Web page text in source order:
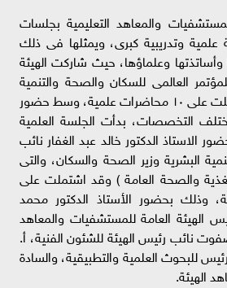
والمعاهد التعليمية بجلسات
علمية وتدريبية كبرى، ويمثلها فى ذلك
وعلماؤها، حيث شاركت الهيئة
العالمى للسكان والصحة والتنمية
بجلستين علمييتين اشتملت على ١٠ محاضرات علمية، وسط حضور
التخصصات، بدأت الجلسة العلمية
الاستاذ الدكتور خالد عبد الغفار نائب
البشرية وزير الصحة والسكان، والتى
والصحة العامة ) وقد اشتملت على
وذلك بحضور الأستاذ الدكتور محمد
الهيئة العامة للمستشفيات والمعاهد
نائب رئيس الهيئة للشئون الفنية، أ.
للبحوث العلمية والتطبيقية، والسادة
الهيئة.